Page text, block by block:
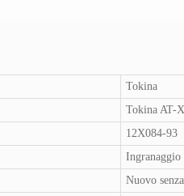
Tokina
Tokina AT-
12X084-93
Ingranaggio
Nuovo